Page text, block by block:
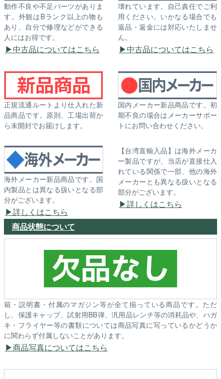
動作不良や不足パーツがありま
す。外観はBランク以上の物も
あり、自分で修理などができる
人にはお得です。
中古品についてはこちら
壊れています。自己責任でご利
用ください。いかなる場合でも
返品・返金には対応いたしませ
ん。
中古品についてはこちら
正規流通ルートより仕入れた新
品商品です。原則、工場出荷か
ら未開封でお届けします。
国内メーカー新品商品です。初
期不良の場合はメーカーサポー
トにお問い合わせください。
海外メーカー新品商品です。国
内製品とは異なる扱いとなる部
分がございます。
詳しくはこちら
【台湾直輸入品】は海外メーカ
ー製品ですが、当店が直接仕入
れている関係で一部、他の海外
メーカーとも異なる扱いとなる
部分がございます。
詳しくはこちら
商品状態について
箱・説明書・付属のマガジン等が全て揃っている商品です。ただ
し、保護キャップ、試射用BB弾、汎用品レンチ等の消耗品や、ハガ
キ・フライヤー等の書類については商品写真に写っているかどうか
に関わらず付属しないことがあります。
商品写真についてはこちら